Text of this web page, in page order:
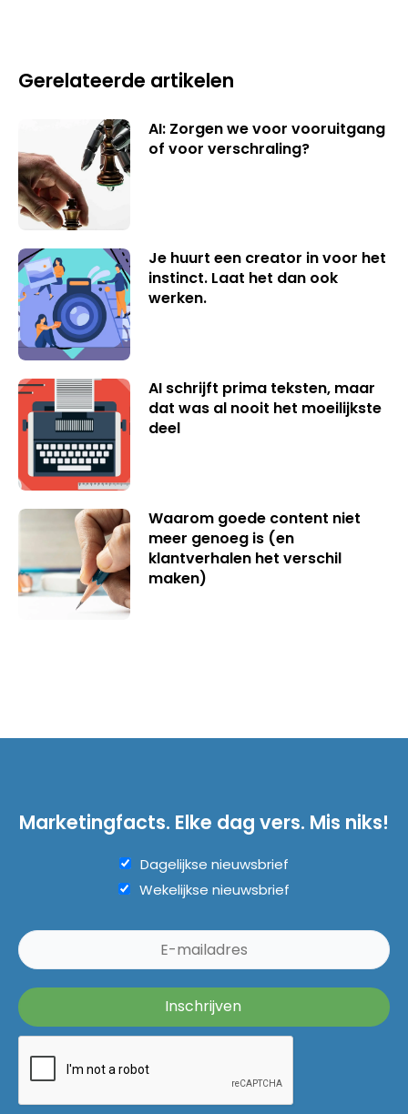
Gerelateerde artikelen
AI: Zorgen we voor vooruitgang
of voor verschraling?
Je huurt een creator in voor het
instinct. Laat het dan ook
werken.
AI schrijft prima teksten, maar
dat was al nooit het moeilijkste
deel
Waarom goede content niet
meer genoeg is (en
klantverhalen het verschil
maken)
Marketingfacts. Elke dag vers. Mis niks!
Dagelijkse nieuwsbrief
Wekelijkse nieuwsbrief